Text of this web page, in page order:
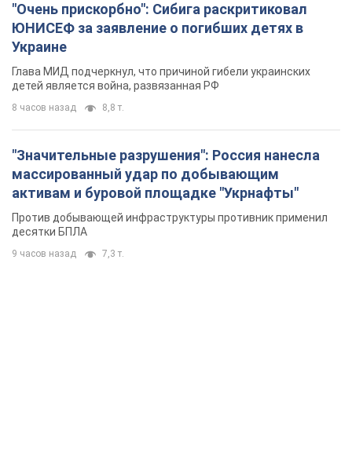
"Очень прискорбно": Сибига раскритиковал
ЮНИСЕФ за заявление о погибших детях в
Украине
Глава МИД подчеркнул, что причиной гибели украинских
детей является война, развязанная РФ
8 часов назад 8,8 т.
"Значительные разрушения": Россия нанесла
массированный удар по добывающим
активам и буровой площадке "Укрнафты"
Против добывающей инфраструктуры противник применил
десятки БПЛА
9 часов назад 7,3 т.